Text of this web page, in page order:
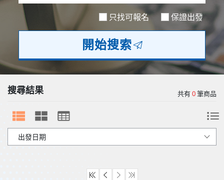
歐洲
只找可報名 保證出發
開始搜索
搜尋結果 共有0筆商品